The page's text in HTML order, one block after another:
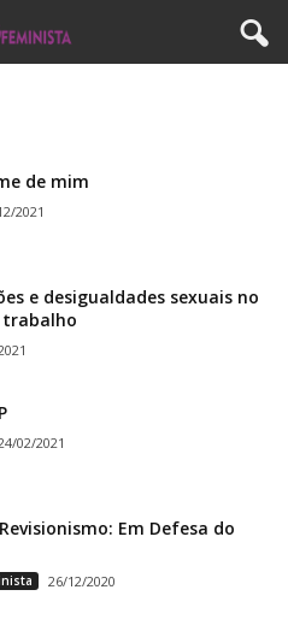
de mim
2021
e desigualdades sexuais no
trabalho
02/2021
Em Defesa do
26/12/2020